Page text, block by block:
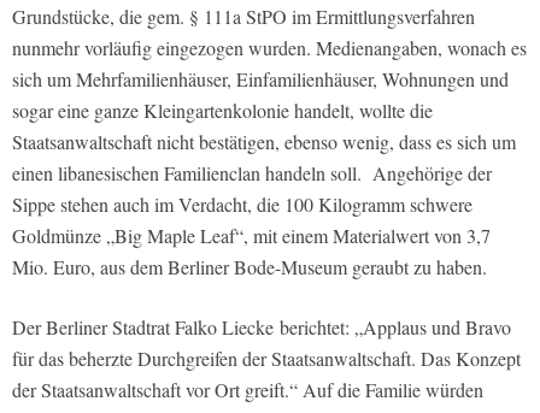
Grundstücke, die gem. § 111a StPO im Ermittlungsverfahren
nunmehr vorläufig eingezogen wurden. Medienangaben, wonach es
sich um Mehrfamilienhäuser, Einfamilienhäuser, Wohnungen und
sogar eine ganze Kleingartenkolonie handelt, wollte die
Staatsanwaltschaft nicht bestätigen, ebenso wenig, dass es sich um
einen libanesischen Familienclan handeln soll. Angehörige der
Sippe stehen auch im Verdacht, die 100 Kilogramm schwere
Goldmünze „Big Maple Leaf“, mit einem Materialwert von 3,7
Mio. Euro, aus dem Berliner Bode-Museum geraubt zu haben.
Der Berliner Stadtrat Falko Liecke berichtet: „Applaus und Bravo
für das beherzte Durchgreifen der Staatsanwaltschaft. Das Konzept
der Staatsanwaltschaft vor Ort greift.“ Auf die Familie würden